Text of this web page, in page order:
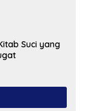
Suci yang